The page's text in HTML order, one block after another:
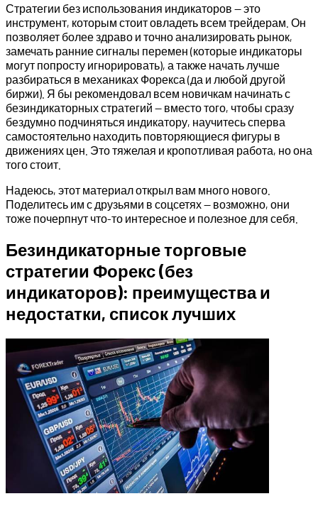
Стратегии без использования индикаторов — это
инструмент, которым стоит овладеть всем трейдерам. Он
позволяет более здраво и точно анализировать рынок,
замечать ранние сигналы перемен (которые индикаторы
могут попросту игнорировать), а также начать лучше
разбираться в механиках Форекса (да и любой другой
биржи). Я бы рекомендовал всем новичкам начинать с
безиндикаторных стратегий — вместо того, чтобы сразу
бездумно подчиняться индикатору, научитесь сперва
самостоятельно находить повторяющиеся фигуры в
движениях цен. Это тяжелая и кропотливая работа, но она
того стоит.
Надеюсь, этот материал открыл вам много нового.
Поделитесь им с друзьями в соцсетях — возможно, они
тоже почерпнут что-то интересное и полезное для себя.
Безиндикаторные торговые
стратегии Форекс (без
индикаторов): преимущества и
недостатки, список лучших